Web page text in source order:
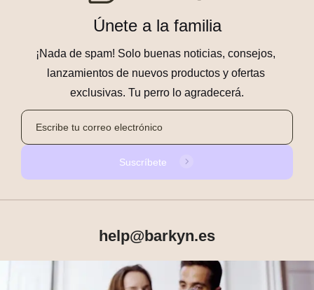
Únete a la familia
¡Nada de spam! Solo buenas noticias, consejos,
lanzamientos de nuevos productos y ofertas
exclusivas. Tu perro lo agradecerá.
Suscríbete
help@barkyn.es